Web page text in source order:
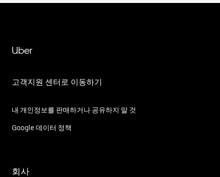
Uber
고객지원 센터로 이동하기
내 개인정보를 판매하거나 공유하지 말 것
Google 데이터 정책
회사